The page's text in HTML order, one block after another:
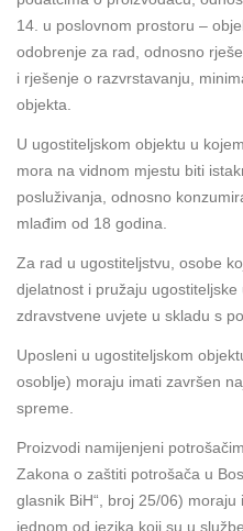
14. u poslovnom prostoru –
odobrenje za rad, odnosno
i rješenje o razvrstavanju,
objekta.
U ugostiteljskom objektu u
mora na vidnom mjestu biti
posluživanja, odnosno
mlađim od 18 godina.
Za rad u ugostiteljstvu, osobe
djelatnost i pružaju
zdravstvene uvjete u skladu s
Uposleni u ugostiteljskom
osoblje) moraju imati završen
spreme.
Proizvodi namijenjeni
Zakona o zaštiti potrošača u
glasnik BiH“, broj 25/06)
jednom od jezika koji su u